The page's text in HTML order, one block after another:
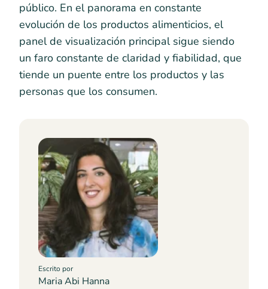
público. En el panorama en constante
evolución de los productos alimenticios, el
panel de visualización principal sigue siendo
un faro constante de claridad y fiabilidad, que
tiende un puente entre los productos y las
personas que los consumen.
Escrito por
Maria Abi Hanna